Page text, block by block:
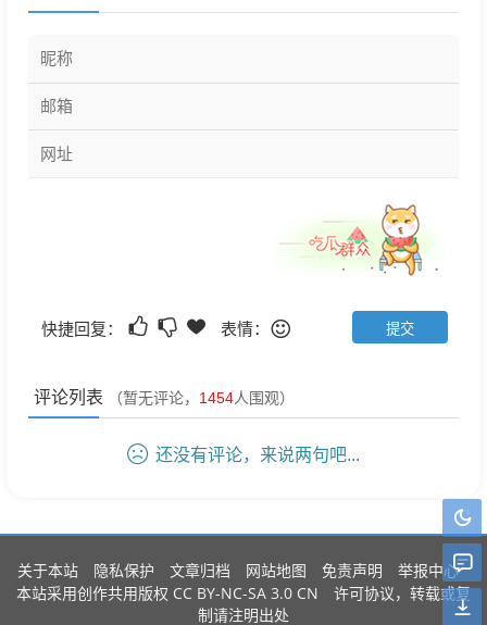
快捷回复： 表情：
评论列表 （暂无评论， 1454人围观）
还没有评论，来说两句吧...
关于本站 隐私保护 文章归档 网站地图 免责声明 举报中心
本站采用创作共用版权 CC BY-NC-SA 3.0 CN
许可协议，转载或复
制请注明出处